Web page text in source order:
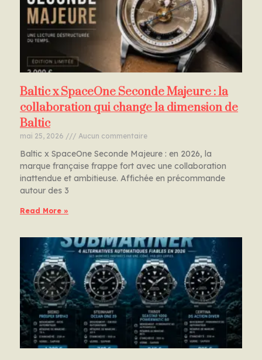
Baltic x SpaceOne Seconde Majeure : la
collaboration qui change la dimension de
Baltic
mai 25, 2026 Aucun commentaire
Baltic x SpaceOne Seconde Majeure : en 2026, la
marque française frappe fort avec une collaboration
inattendue et ambitieuse. Affichée en précommande
autour des 3
Read More »